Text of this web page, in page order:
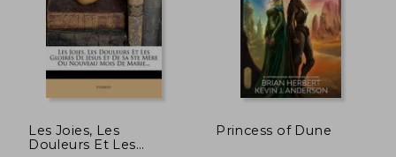
5%
dcto.
19,80 €
18,81 €
5%
dcto.
Les Joies, Les
Douleurs Et Les
Princess of Dune